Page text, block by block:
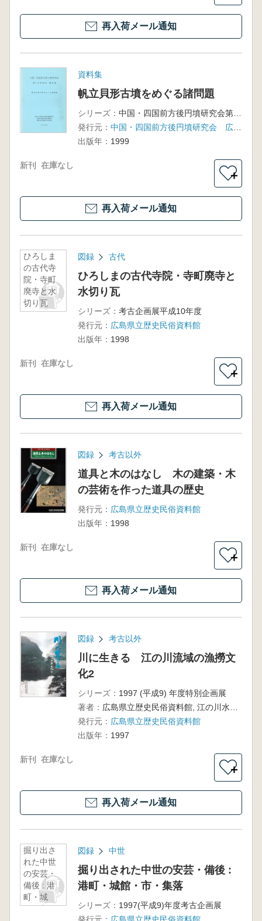
再入荷メール通知
資料集
帆立貝形古墳をめぐる諸問題
シリーズ：
中国・四国前方後円墳研究会第5回研究会資料集
発行元：
中国・四国前方後円墳研究会 広島県立歴史民俗資料館 古代学協会中国支部
出版年： 1999
新刊 在庫なし
＋
再入荷メール通知
ひろしま
の古代寺
院・寺町
廃寺と水
切り瓦
図録 古代
ひろしまの古代寺院・寺町廃寺と
水切り瓦
シリーズ： 考古企画展平成10年度
発行元： 広島県立歴史民俗資料館
出版年： 1998
新刊 在庫なし
＋
再入荷メール通知
図録 考古以外
道具と木のはなし 木の建築・木
の芸術を作った道具の歴史
発行元： 広島県立歴史民俗資料館
出版年： 1998
新刊 在庫なし
＋
再入荷メール通知
図録 考古以外
川に生きる 江の川流域の漁撈文
化2
シリーズ： 1997 (平成9) 年度特別企画展
著者：
発行元： 広島県立歴史民俗資料館
出版年： 1997
新刊 在庫なし
＋
再入荷メール通知
掘り出さ
れた中世
の安芸・
備後 : 港
町・城
館・市・
図録 中世
掘り出された中世の安芸・備後 :
港町・城館・市・集落
シリーズ： 1997(平成9)年度考古企画展